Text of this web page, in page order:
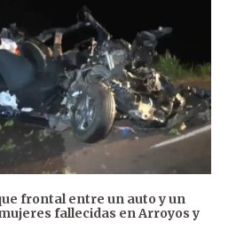
frontal entre un auto y un
fallecidas en Arroyos y